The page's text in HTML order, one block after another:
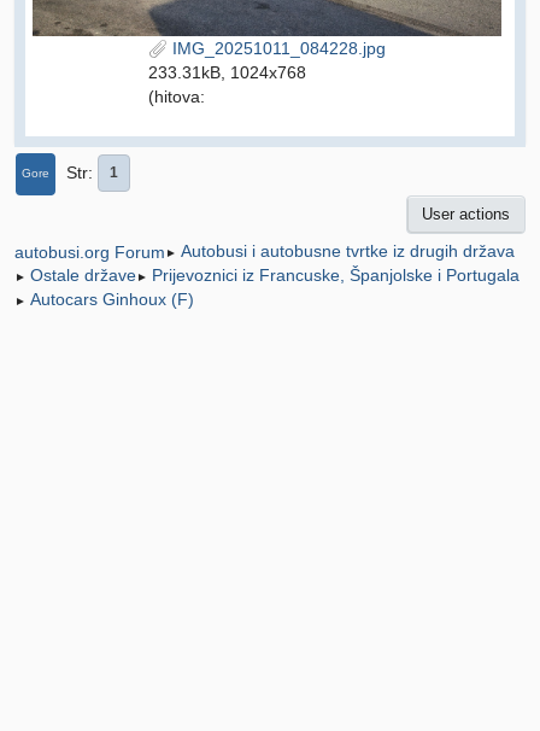
IMG_20251011_084228.jpg
233.31kB, 1024x768
(hitova:
Gore Str 1
User actions
autobusi.org Forum ► Autobusi i autobusne tvrtke iz drugih država
► Ostale države► Prijevoznici iz Francuske, Španjolske i Portugala
► Autocars Ginhoux (F)